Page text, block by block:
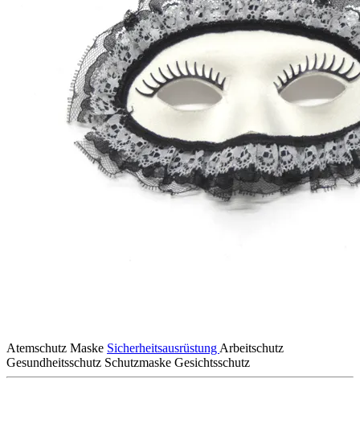
Atemschutz Maske Sicherheitsausrüstung Arbeitschutz
Gesundheitsschutz Schutzmaske Gesichtsschutz